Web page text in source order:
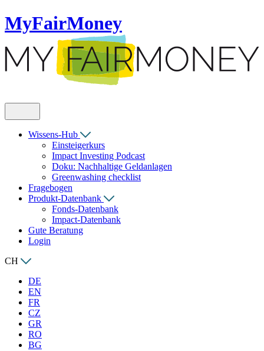
MyFairMoney
Wissens-Hub
Einsteigerkurs
Impact Investing Podcast
Doku: Nachhaltige Geldanlagen
Greenwashing checklist
Fragebogen
Produkt-Datenbank
Fonds-Datenbank
Impact-Datenbank
Gute Beratung
Login
CH
DE
EN
FR
CZ
GR
RO
BG